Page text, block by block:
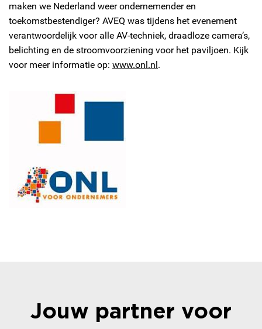
maken we Nederland weer ondernemender en
toekomstbestendiger? AVEQ was tijdens het evenement
verantwoordelijk voor alle AV-techniek, draadloze camera’s,
belichting en de stroomvoorziening voor het paviljoen. Kijk
voor meer informatie op: www.onl.nl .
Jouw partner voor